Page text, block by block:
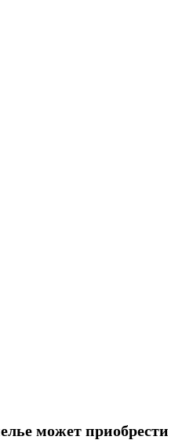
может приобрести